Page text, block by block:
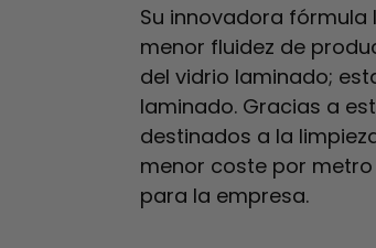
Su innovadora fórmula
menor fluidez de
del vidrio laminado;
laminado. Gracias a
destinados a la
menor coste por
para la empresa.